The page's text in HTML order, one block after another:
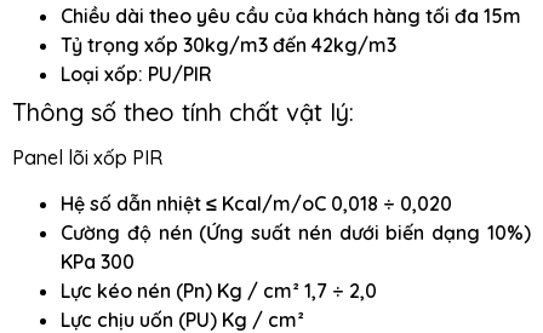
Chiều dài theo yêu cầu của khách hàng tối đa 15m
Tỷ trọng xốp 30kg/m3 đến 42kg/m3
Loại xốp: PU/PIR
Thông số theo tính chất vật lý:
Panel lõi xốp PIR
Hệ số dẫn nhiệt ≤ Kcal/m/oC 0,018 ÷ 0,020
Cường độ nén (Ứng suất nén dưới biến dạng 10%)
KPa 300
Lực kéo nén (Pn) Kg / cm² 1,7 ÷ 2,0
Lực chịu uốn (PU) Kg / cm²